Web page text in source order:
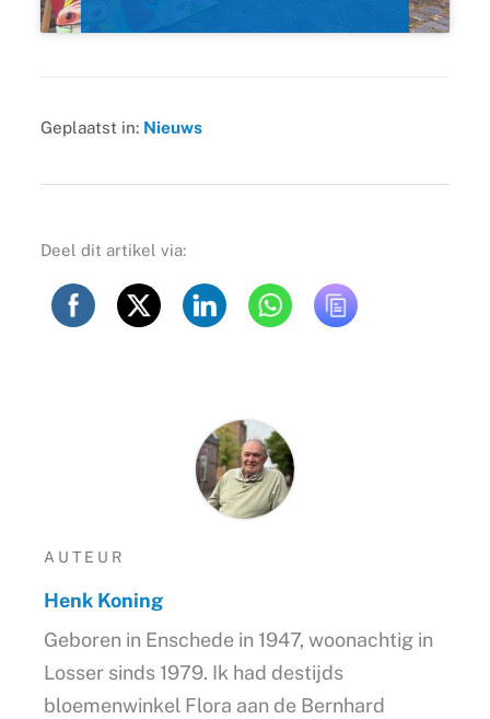
Geplaatst in: Nieuws
Deel dit artikel via:
AUTEUR
Henk Koning
Geboren in Enschede in 1947, woonachtig in
Losser sinds 1979. Ik had destijds
bloemenwinkel Flora aan de Bernhard